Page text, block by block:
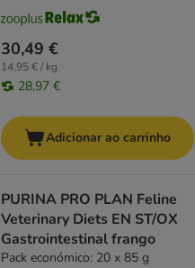
30,49 €
14,95 € / kg
28,97 €
Adicionar ao carrinho
PURINA PRO PLAN Feline
Veterinary Diets EN ST/OX
Gastrointestinal frango
Pack económico: 20 x 85 g